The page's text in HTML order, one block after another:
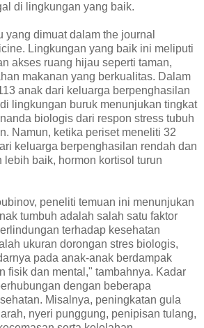
di lingkungan yang baik.
yang dimuat dalam the journal
Lingkungan yang baik ini meliputi
akses ruang hijau seperti taman,
makanan yang berkualitas. Dalam
anak dari keluarga berpenghasilan
lingkungan buruk menunjukan tingkat
biologis dari respon stress tubuh
Namun, ketika periset meneliti 32
keluarga berpenghasilan rendah dan
baik, hormon kortisol turun
peneliti temuan ini menunjukan
tumbuh adalah salah satu faktor
terhadap kesehatan
ukuran dorongan stres biologis,
pada anak-anak berdampak
fisik dan mental," tambahnya. Kadar
dengan beberapa
Misalnya, peningkatan gula
nyeri punggung, penipisan tulang,